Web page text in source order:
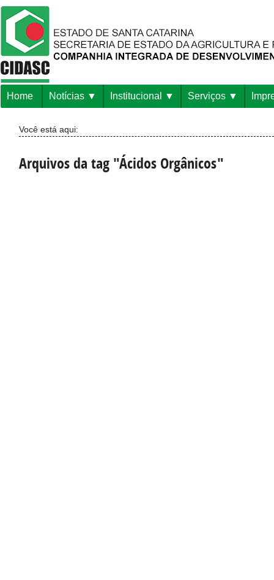
Home Notícias Institucional Serviços
Você está aqui:
Arquivos da tag "Ácidos Orgânicos"